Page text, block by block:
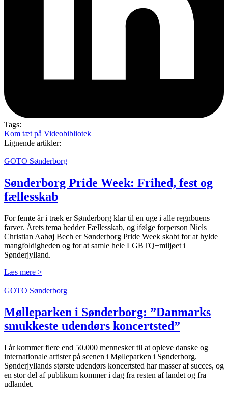
Tags:
Kom tæt på Videobibliotek
Lignende artikler:
GOTO Sønderborg
Sønderborg Pride Week: Frihed, fest og
fællesskab
For femte år i træk er Sønderborg klar til en uge i alle regnbuens
farver. Årets tema hedder Fællesskab, og ifølge forperson Niels
Christian Aahøj Bech er Sønderborg Pride Week skabt for at hylde
mangfoldigheden og for at samle hele LGBTQ+miljøet i
Sønderjylland.
Læs mere >
GOTO Sønderborg
Mølleparken i Sønder­borg: ”Danmarks
smukkeste udendørs koncertsted”
I år kommer flere end 50.000 mennesker til at opleve danske og
internationale artister på scenen i Mølleparken i Sønderborg.
Sønderjyllands største udendørs koncertsted har masser af succes, og
en stor del af publikum kommer i dag fra resten af landet og fra
udlandet.